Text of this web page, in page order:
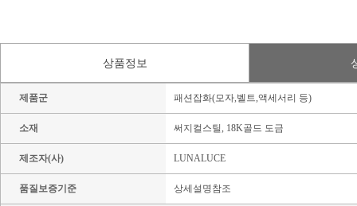
상품정보
제품군 패션잡화(모자,벨트,액세서리 등)
소재 써지컬스틸, 18K골드 도금
제조자(사) LUNALUCE
품질보증기준 상세설명참조